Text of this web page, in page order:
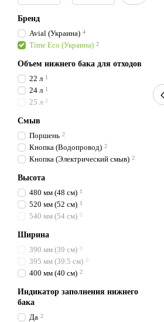
Бренд
Avial (Украина) 4
Time Eco (Украина) 2
Объем нижнего бака для отходов
22 л 1
24 л 1
25 л 0
Смыв
Поршень 2
Кнопка (Водопровод) 2
Кнопка (Электрический смыв) 2
Высота
480 мм (48 см) 1
520 мм (52 см) 1
540 мм (54 см) 0
Ширина
390 мм (39 см) 0
395 мм (39.5 см) 0
400 мм (40 см) 2
Индикатор заполнения нижнего
бака
Да 2